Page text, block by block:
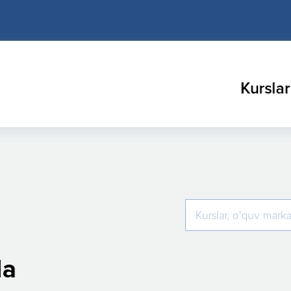
Kurslar